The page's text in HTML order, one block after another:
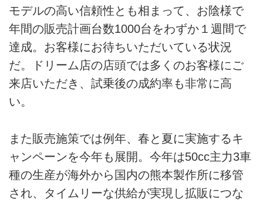
モデルの高い信頼性とも相まって、お陰様で
年間の販売計画台数1000台をわずか１週間で
達成。お客様にお待ちいただいている状況
だ。ドリーム店の店頭では多くのお客様にご
来店いただき、試乗後の成約率も非常に高
い。
また販売施策では例年、春と夏に実施するキ
ャンペーンを今年も展開。今年は50cc主力3車
種の生産が海外から国内の熊本製作所に移管
され、タイムリーな供給が実現し拡販につな